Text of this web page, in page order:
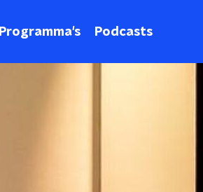
Programma's Podcasts